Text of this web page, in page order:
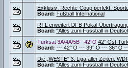
Exklusiv: Rechte-Coup perfekt:
Board: Fußball International
RTL erweitert DFB-Pokal-
Board: "Alles zum Fussball in
Türksat 3A/4A/5B - 42°O 42° Ost
Board: --- 42° O --- 39° O --- 36° O
Die „WESTE“ 3. Liga aller Zeiten:
Board: "Alles zum Fussball in